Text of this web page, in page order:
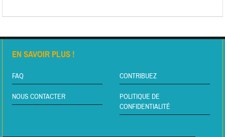
EN SAVOIR PLUS !
FAQ CONTRIBUEZ
NOUS CONTACTER
POLITIQUE DE
CONFIDENTIALITÉ